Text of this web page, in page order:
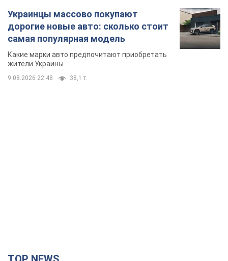
Украинцы массово покупают
дорогие новые авто: сколько стоит
самая популярная модель
Какие марки авто предпочитают приобретать
жители Украины
9.08.2026 22:48 38,1 т.